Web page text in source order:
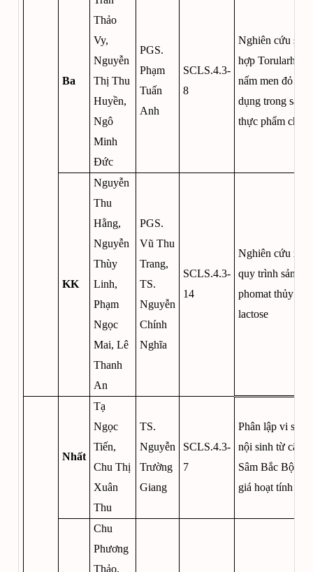
Ba
Thảo
Vy,
Nguyễn
Thị Thu
Huyền,
Ngô
Minh
Đức
PGS.
Phạm
Tuấn
Anh
SCLS.4.3-
8
Nghiên cứu
hợp
nấm men đỏ và
dụng trong sản
thực phẩm chức
KK
Nguyễn
Thu
Hằng,
Nguyễn
Thùy
Linh,
Phạm
Ngọc
Mai, Lê
Thanh
An
PGS.
Vũ Thu
Trang,
TS.
Nguyễn
Chính
Nghĩa
SCLS.4.3-
14
Nghiên cứu xây
quy trình sản
phomat thủy
lactose
Nhất
Tạ
Ngọc
Tiến,
Chu Thị
Xuân
Thu
TS.
Nguyễn
Trường
Giang
SCLS.4.3-
7
Phân lập vi sinh
nội sinh từ cây
Sâm Bắc Bộ và
giá hoạt tính
Chu
Phương
Thảo,